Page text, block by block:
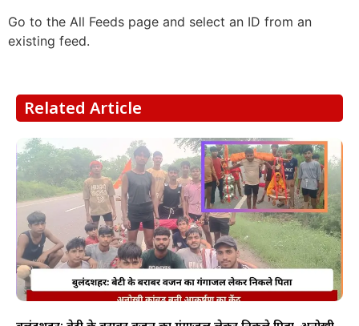
Go to the All Feeds page and select an ID from an
existing feed.
Related Article